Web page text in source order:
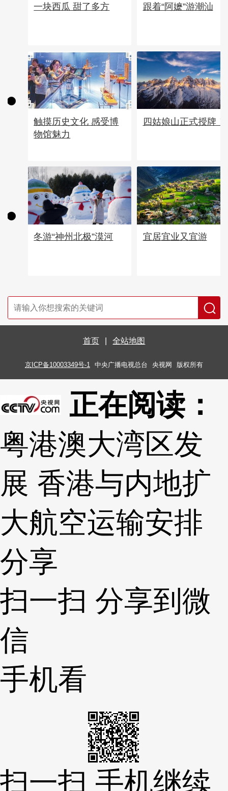
一块西瓜 甜了多方 跟着“阿嬷”游潮汕
触摸历史文化 感受博
物馆魅力
四姑娘山正式授牌！
冬游“神州北极”漠河 宜居宜业又宜游
首页 全站地图
京ICP备10003349号-1 中央广播电视总台 央视网 版权所有
正在阅读：
粤港澳大湾区发
展 香港与内地扩
大航空运输安排
分享
扫一扫 分享到微
信
手机看
扫一扫 手机继续